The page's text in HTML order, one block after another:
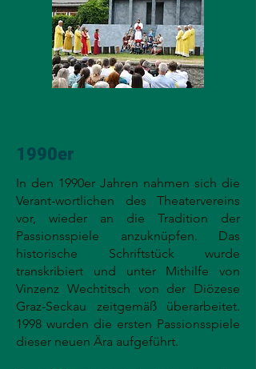
1990er
In den 1990er Jahren nahmen sich die
Verant-wortlichen des Theatervereins
vor, wieder an die Tradition der
Passionsspiele anzuknüpfen. Das
historische Schriftstück wurde
transkribiert und unter Mithilfe von
Vinzenz Wechtitsch von der Diözese
Graz-Seckau zeitgemäß überarbeitet.
1998 wurden die ersten Passionsspiele
dieser neuen Ära aufgeführt.